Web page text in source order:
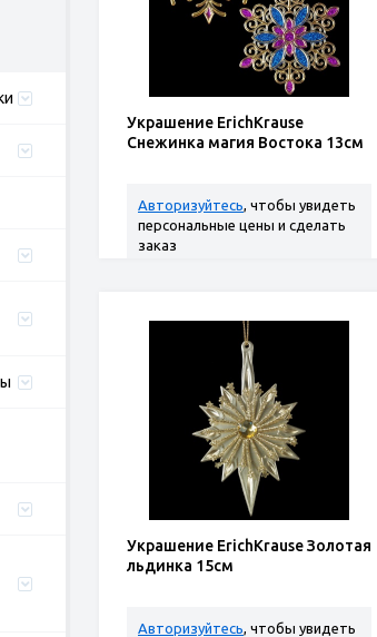
Украшение ErichKrause
Снежинка магия Востока 13см
Авторизуйтесь, чтобы увидеть
персональные цены и сделать
заказ
Украшение ErichKrause Золотая
льдинка 15см
Авторизуйтесь, чтобы увидеть